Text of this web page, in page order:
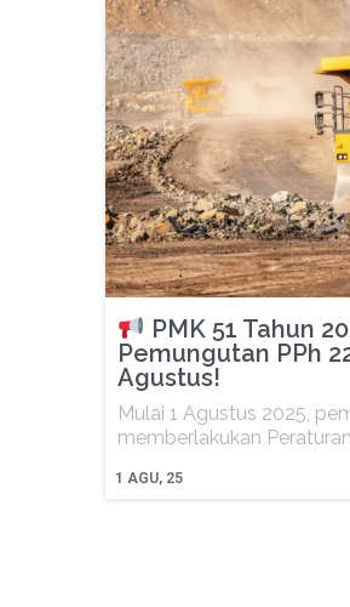
PMK 51 Tahun
Pemungutan PPh
Agustus!
1 AGU, 25
Mulai 1 Agustus 2025,
memberlakukan